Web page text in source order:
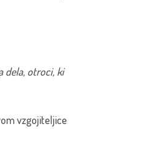
dela, otroci, ki
vzgojiteljice